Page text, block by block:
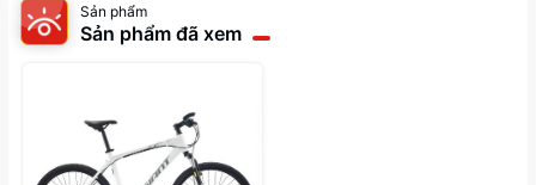
Sản phẩm
Sản phẩm đã xem